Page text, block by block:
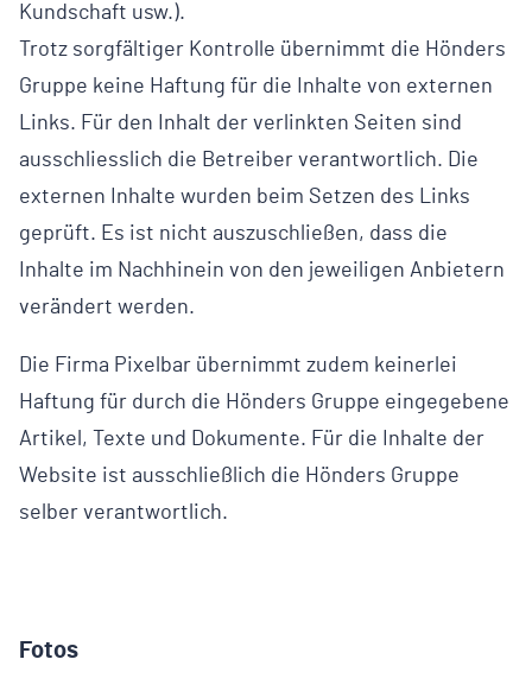
Kundschaft usw.).
Trotz sorgfältiger Kontrolle übernimmt die Hönders
Gruppe keine Haftung für die Inhalte von externen
Links. Für den Inhalt der verlinkten Seiten sind
ausschliesslich die Betreiber verantwortlich. Die
externen Inhalte wurden beim Setzen des Links
geprüft. Es ist nicht auszuschließen, dass die
Inhalte im Nachhinein von den jeweiligen Anbietern
verändert werden.
Die Firma Pixelbar übernimmt zudem keinerlei
Haftung für durch die Hönders Gruppe eingegebene
Artikel, Texte und Dokumente. Für die Inhalte der
Website ist ausschließlich die Hönders Gruppe
selber verantwortlich.
Fotos